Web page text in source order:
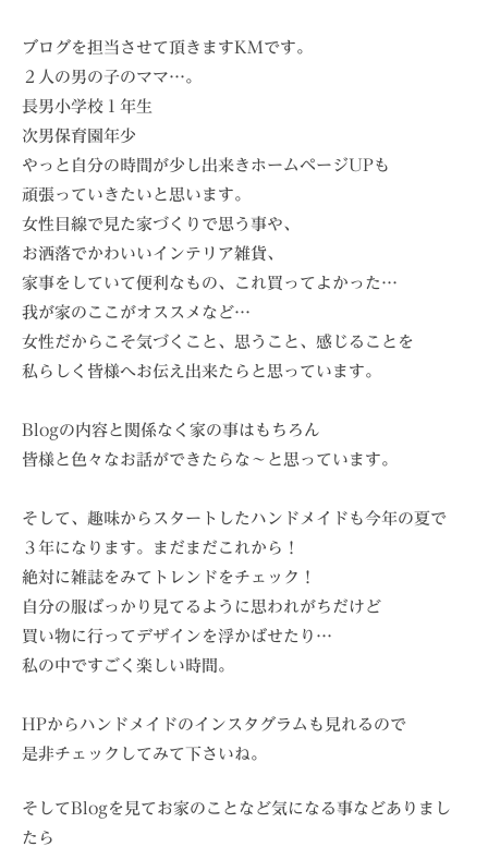
ブログを担当させて頂きますKMです。
２人の男の子のママ…。
長男小学校１年生
次男保育園年少
やっと自分の時間が少し出来きホームページUPも
頑張っていきたいと思います。
女性目線で見た家づくりで思う事や、
お洒落でかわいいインテリア雑貨、
家事をしていて便利なもの、これ買ってよかった…
我が家のここがオススメなど…
女性だからこそ気づくこと、思うこと、感じることを
私らしく皆様へお伝え出来たらと思っています。
Blogの内容と関係なく家の事はもちろん
皆様と色々なお話ができたらな〜と思っています。
そして、趣味からスタートしたハンドメイドも今年の夏で
３年になります。まだまだこれから！
絶対に雑誌をみてトレンドをチェック！
自分の服ばっかり見てるように思われがちだけど
買い物に行ってデザインを浮かばせたり…
私の中ですごく楽しい時間。
HPからハンドメイドのインスタグラムも見れるので
是非チェックしてみて下さいね。
そしてBlogを見てお家のことなど気になる事などありまし
たら